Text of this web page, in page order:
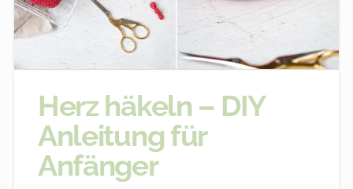
Herz häkeln – DIY
Anleitung für
Anfänger